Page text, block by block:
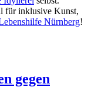
für inklusive Kunst,
Nürnberg!
gegen